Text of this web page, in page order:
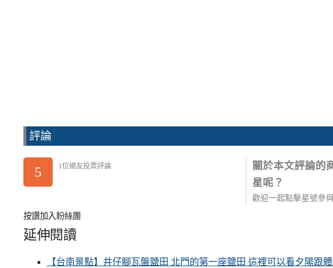
評論
5 1位網友投票評論
關於本文評論的
星呢？
歡迎一起點擊星號參
按讚加入粉絲團
延伸閱讀
【台南景點】井仔腳瓦盤鹽田 北門的第一座鹽田 這裡可以看夕陽跟